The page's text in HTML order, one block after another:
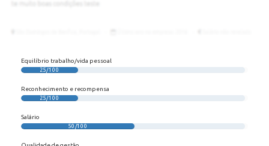
Equilíbrio trabalho/vida pessoal
25/100
Reconhecimento e recompensa
25/100
Salário
50/100